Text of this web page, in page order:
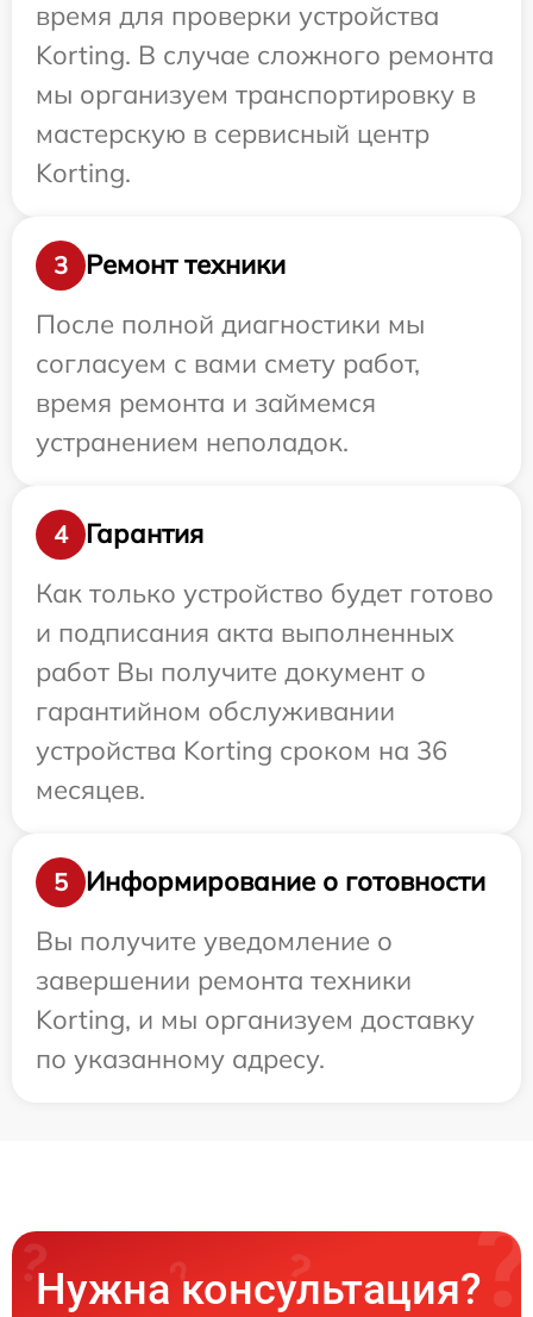
время для проверки устройства
Korting. В случае сложного ремонта
мы организуем транспортировку в
мастерскую в сервисный центр
Korting.
3
Ремонт техники
После полной диагностики мы
согласуем с вами смету работ,
время ремонта и займемся
устранением неполадок.
4
Гарантия
Как только устройство будет готово
и подписания акта выполненных
работ Вы получите документ о
гарантийном обслуживании
устройства Korting сроком на 36
месяцев.
5
Информирование о готовности
Вы получите уведомление о
завершении ремонта техники
Korting, и мы организуем доставку
по указанному адресу.
Нужна консультация?